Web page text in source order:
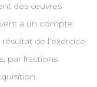
des œuvres
à un compte
de l’exercice
par fractions